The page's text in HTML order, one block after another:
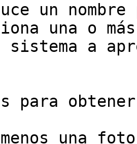
un
una o
a
para
una